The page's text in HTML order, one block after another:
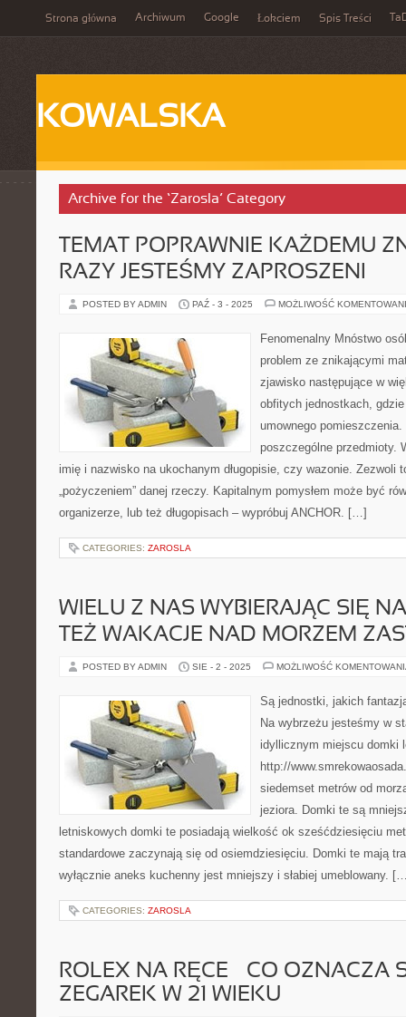
Strona główna Archiwum Google Łokciem Spis Treści
KOWALSKA
Archive for the ‘Zarosla’ Category
TEMAT POPRAWNIE KAŻDEMU
RAZY JESTEŚMY ZAPROSZENI
POSTED BY ADMIN PAŹ - 3 - 2025 MOŻLIWOŚĆ
Fenomenalny Mnóstwo
problem ze znikającymi
zjawisko następujące w
obfitych jednostkach,
umownego
poszczególne przedmioty.
imię i nazwisko na ukochanym długopisie, czy wazonie. Zezwoli
„pożyczeniem” danej rzeczy. Kapitalnym pomysłem może być
organizerze, lub też długopisach – wypróbuj ANCHOR. […]
CATEGORIES: ZAROSLA
WIELU Z NAS WYBIERAJĄC SIĘ
TEŻ WAKACJE NAD MORZEM
POSTED BY ADMIN SIE - 2 - 2025 MOŻLIWOŚĆ
Są jednostki, jakich
Na wybrzeżu jesteśmy w
idyllicznym miejscu domki
http://
siedemset metrów od
jeziora. Domki te są
letniskowych domki te posiadają wielkość ok sześćdziesięciu
standardowe zaczynają się od osiemdziesięciu. Domki te mają
wyłącznie aneks kuchenny jest mniejszy i słabiej umeblowany.
CATEGORIES: ZAROSLA
ROLEX NA RĘCE – CO OZNACZA
ZEGAREK W 21 WIEKU